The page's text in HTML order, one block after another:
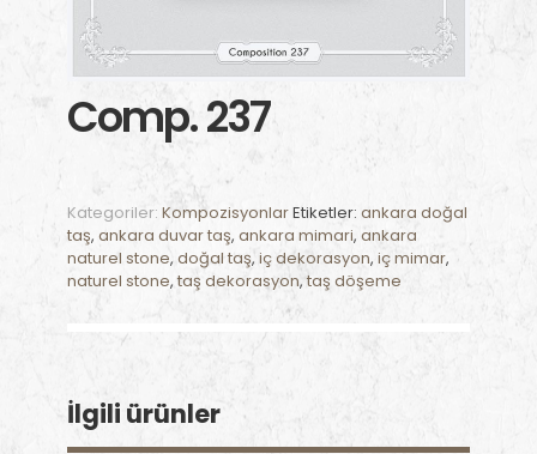
Comp. 237
Kategoriler: KompozisyonlarEtiketler: ankara doğal
taş, ankara duvar taş, ankara mimari, ankara
naturel stone,doğal taş, iç dekorasyon, iç mimar,
naturel stone,taş dekorasyon,taş döşeme
İlgili ürünler